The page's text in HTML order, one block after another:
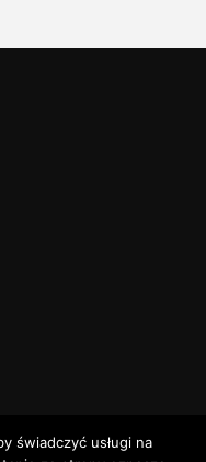
świadczyć usługi na